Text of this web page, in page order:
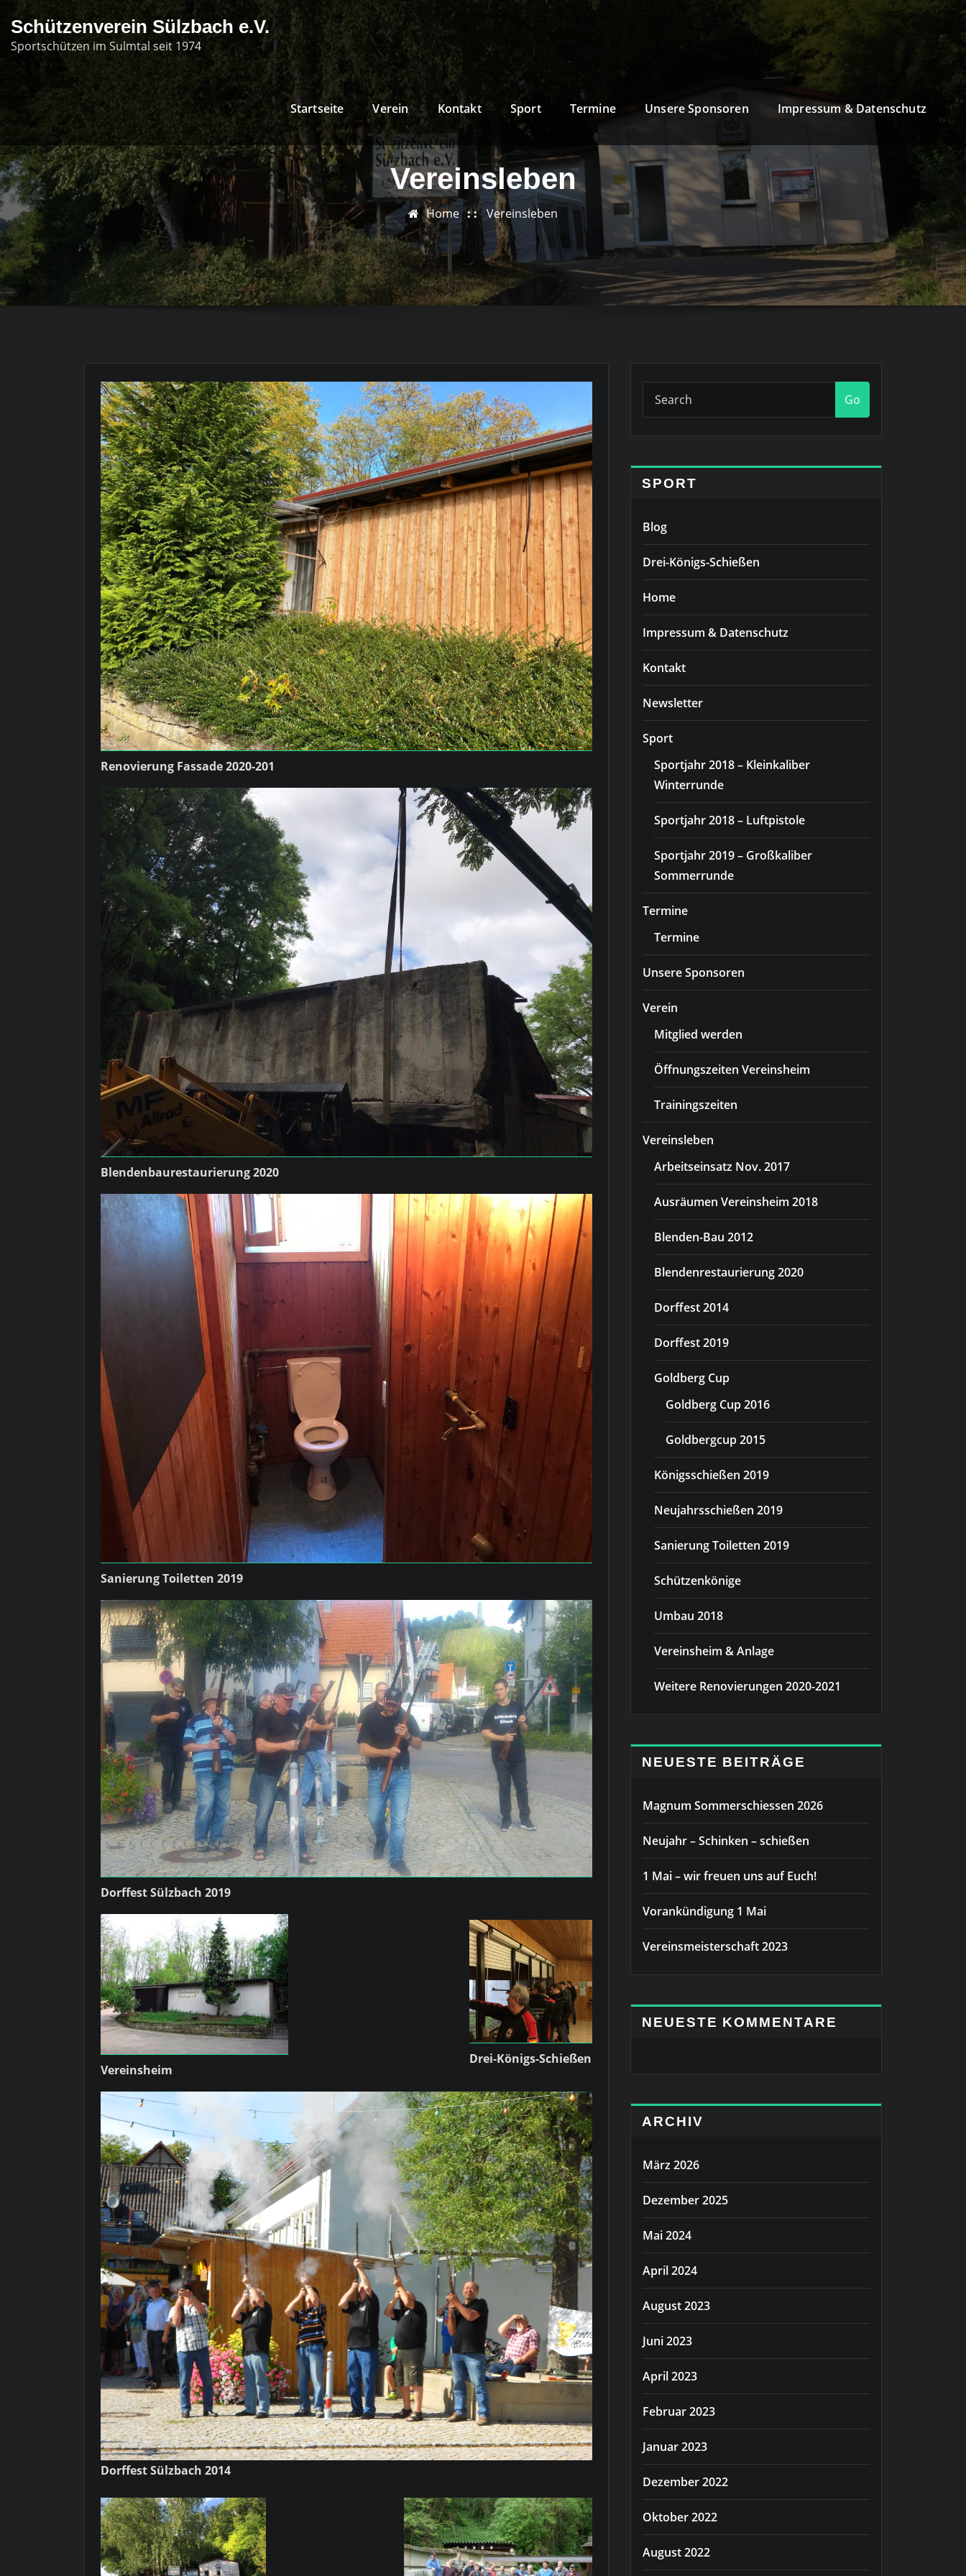
content
Schützenverein Sülzbach e.V.
Sportschützen im Sulmtal seit 1974
Startseite Verein Kontakt Sport Termine Unsere Sponsoren Impressum & Datenschutz
Vereinsleben
Home Vereinsleben
Renovierung Fassade 2020-201
Blendenbaurestaurierung 2020
Sanierung Toiletten 2019
Dorffest Sülzbach 2019
Drei-Königs-Schießen
Vereinsheim
Dorffest Sülzbach 2014
Go
SPORT
Blog
Drei-Königs-Schießen
Home
Impressum & Datenschutz
Kontakt
Newsletter
Sport
Sportjahr 2018 – Kleinkaliber
Winterrunde
Sportjahr 2018 – Luftpistole
Sportjahr 2019 – Großkaliber
Sommerrunde
Termine
Termine
Unsere Sponsoren
Verein
Mitglied werden
Öffnungszeiten Vereinsheim
Trainingszeiten
Vereinsleben
Arbeitseinsatz Nov. 2017
Ausräumen Vereinsheim 2018
Blenden-Bau 2012
Blendenrestaurierung 2020
Dorffest 2014
Dorffest 2019
Goldberg Cup
Goldberg Cup 2016
Goldbergcup 2015
Königsschießen 2019
Neujahrsschießen 2019
Sanierung Toiletten 2019
Schützenkönige
Umbau 2018
Vereinsheim & Anlage
Weitere Renovierungen 2020-2021
NEUESTE BEITRÄGE
Magnum Sommerschiessen 2026
Neujahr – Schinken – schießen
1 Mai – wir freuen uns auf Euch!
Vorankündigung 1 Mai
Vereinsmeisterschaft 2023
NEUESTE KOMMENTARE
ARCHIV
März 2026
Dezember 2025
Mai 2024
April 2024
August 2023
Juni 2023
April 2023
Februar 2023
Januar 2023
Dezember 2022
Oktober 2022
August 2022